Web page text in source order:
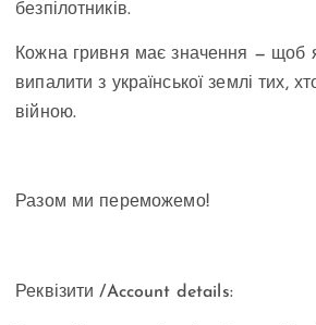
безпілотників.
Кожна гривня має значення — щоб
випалити з української землі тих,
війною.
Разом ми переможемо!
Реквізити /Account details: